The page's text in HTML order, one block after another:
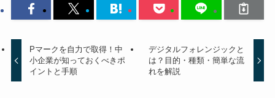
Pマークを自力で取得！中
小企業が知っておくべきポ
イントと手順
デジタルフォレンジックと
は？目的・種類・簡単な流
れを解説